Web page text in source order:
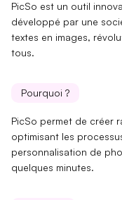
PicSo est un outil
développé par une
textes en images,
tous.
Pourquoi ?
PicSo permet de créer
optimisant les
personnalisation de
quelques minutes.